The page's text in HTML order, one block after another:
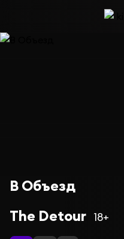
В Объезд
The Detour 18+